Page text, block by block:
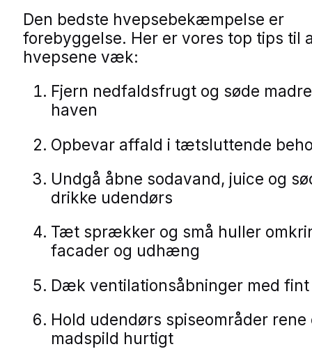
Den bedste hvepsebekæmpelse er
forebyggelse. Her er vores top tips til
hvepsene væk:
Fjern nedfaldsfrugt og søde
haven
Opbevar affald i tætsluttende
Undgå åbne sodavand, juice og
drikke udendørs
Tæt sprækker og små huller
facader og udhæng
Dæk ventilationsåbninger med
Hold udendørs spiseområder
madspild hurtigt